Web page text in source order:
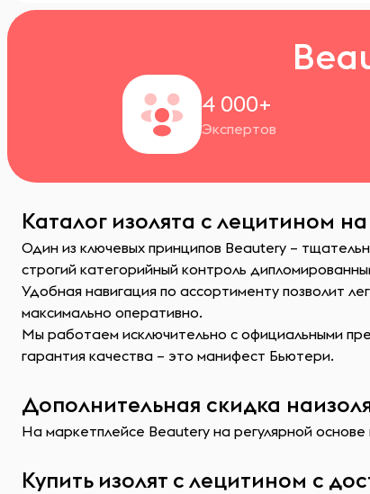
4 000+
Экспертов
Каталог изолята с лецитином
Один из ключевых принципов Beautery –
строгий категорийный контроль
Удобная навигация по ассортименту позволит
максимально оперативно.
Мы работаем исключительно с официальными
гарантия качества – это манифест Бьютери.
Дополнительная скидка
На маркетплейсе Beautery на регулярной
Купить изолят с лецитином с